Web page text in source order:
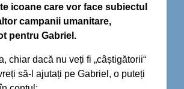
icoane care vor face subiectul
campanii umanitare,
pentru Gabriel.
chiar dacă nu veți fi „câștigătorii“
să-l ajutați pe Gabriel, o puteți